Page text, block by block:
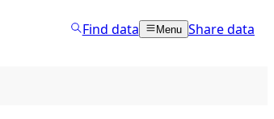
Find data Menu Share data